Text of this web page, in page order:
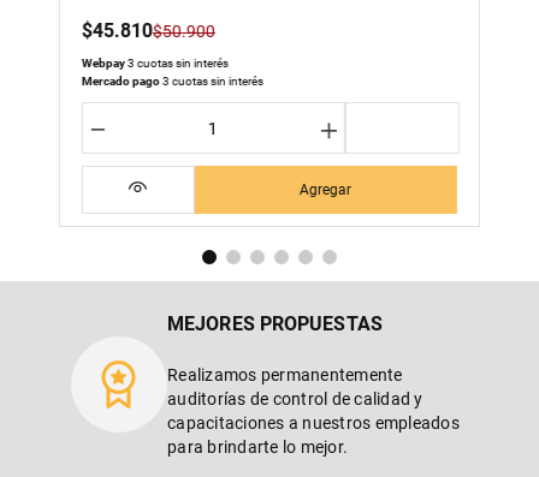
$45.810$50.900
Webpay3 cuotas sin interés
Mercado pago3 cuotas sin interés
＋
－
Agregar
MEJORES PROPUESTAS
Realizamos permanentemente
auditorías de control de calidad y
capacitaciones a nuestros empleados
para brindarte lo mejor.